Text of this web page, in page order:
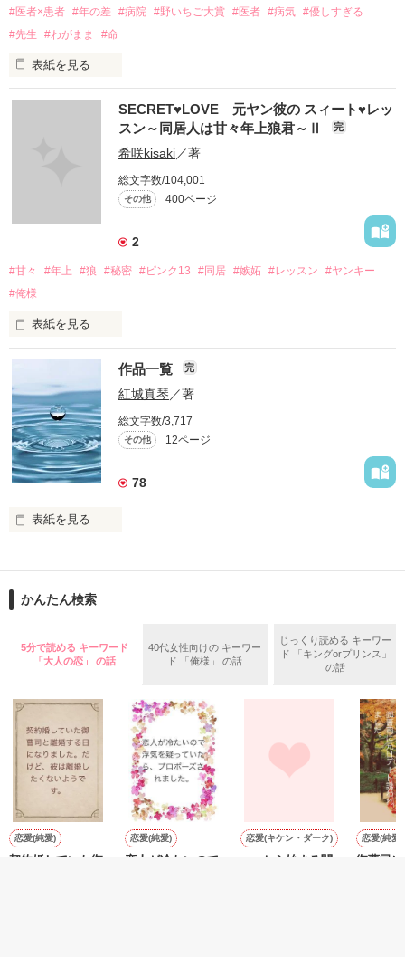
#医者×患者 #年の差 #病院 #野いちご大賞 #医者 #病気 #優しすぎる
#先生
#わがまま #命
表紙を見る
あたしを理解してるような顔。
『ねぇ。どうして、手術させたいの？』
「――君に治して欲しいんだ」
『……何も分かってない』
あんたみたいな医者、
医者＆患者の物語。
2009,10,10〜12，13
SECRET♥LOVE 元ヤン彼の スィート♥レッ
スン～同居人は甘々年上狼君～Ⅱ
完
希咲kisaki／著
総文字数/104,001
その他 400ページ
2
#甘々 #年上 #狼 #秘密 #ピンク13 #同居 #嫉妬 #レッスン
#ヤンキー
#俺様
表紙を見る
ラストレッスン!?
絶対秘密のふたりの関係がパパとママにバレちゃう??
同居解消!?
「鉄ちゃん、約束したよね??　わたしをお嫁さんにしてくれ
るって!!」
鉄兄にまさかの婚約者登場??
本編で書けなかった想いを全部書きました。
胸キュン×激甘LOVE
まだまだ目が離せない美羽＆鉄也をよろしくお願いします<(_
_)>
作品一覧 完
紅城真琴／著
総文字数/3,717
その他 12ページ
78
表紙を見る
ってきました。
読んでいただく際の参考になればと、アップさせていただきま
す<(_ _)>
作品を読む
かんたん検索
5分で読める キーワード
「大人の恋」 の話
40代女性向けの キーワー
ド 「俺様」 の話
じっくり読める キーワー
ド 「キングorプリンス」
の話
恋愛(純愛)
契約婚していた御
恋愛(純愛)
恋人が冷たいので
恋愛(キケン・ダーク)
×××から始まる関
恋愛(純愛)
御曹司